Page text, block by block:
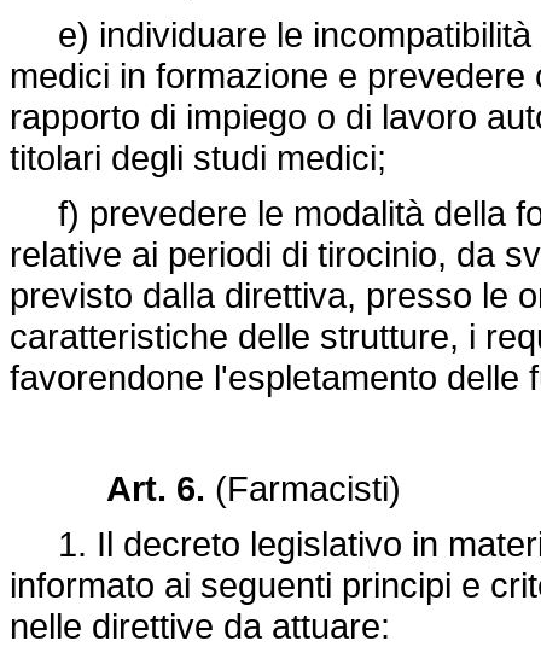
e) individuare le incompatibilità
medici in formazione e
rapporto di impiego o di lavoro
titolari degli studi medici;
f) prevedere le modalità della
relative ai periodi di tirocinio, da
previsto dalla direttiva, presso le
caratteristiche delle strutture, i
favorendone l'espletamento delle
Art. 6. (Farmacisti)
1. Il decreto legislativo in
informato ai seguenti principi e
nelle direttive da attuare: